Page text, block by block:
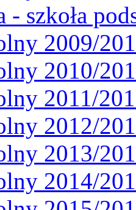
- szkoła
2009/
2010/
2011/
2012/
2013/
2014/